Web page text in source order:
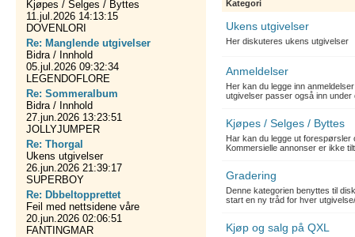
Kjøpes / Selges / Byttes
11.jul.2026 14:13:15
DOVENLORI
Re: Manglende utgivelser
Bidra / Innhold
05.jul.2026 09:32:34
LEGENDOFLORE
Re: Sommeralbum
Bidra / Innhold
27.jun.2026 13:23:51
JOLLYJUMPER
Re: Thorgal
Ukens utgivelser
26.jun.2026 21:39:17
SUPERBOY
Re: Dbbeltopprettet
Feil med nettsidene våre
20.jun.2026 02:06:51
FANTINGMAR
Kategori
Ukens utgivelser
Her diskuteres ukens utgivelser
Anmeldelser
Her kan du legge inn
utgivelser passer også inn under
Kjøpes / Selges / Byttes
Har kan du legge ut forespørsler
Kommersielle annonser er ikke
Gradering
Denne kategorien benyttes til
start en ny tråd for hver
Kjøp og salg på QXL